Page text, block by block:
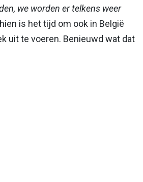
we worden er telkens weer
is het tijd om ook in België
uit te voeren. Benieuwd wat dat